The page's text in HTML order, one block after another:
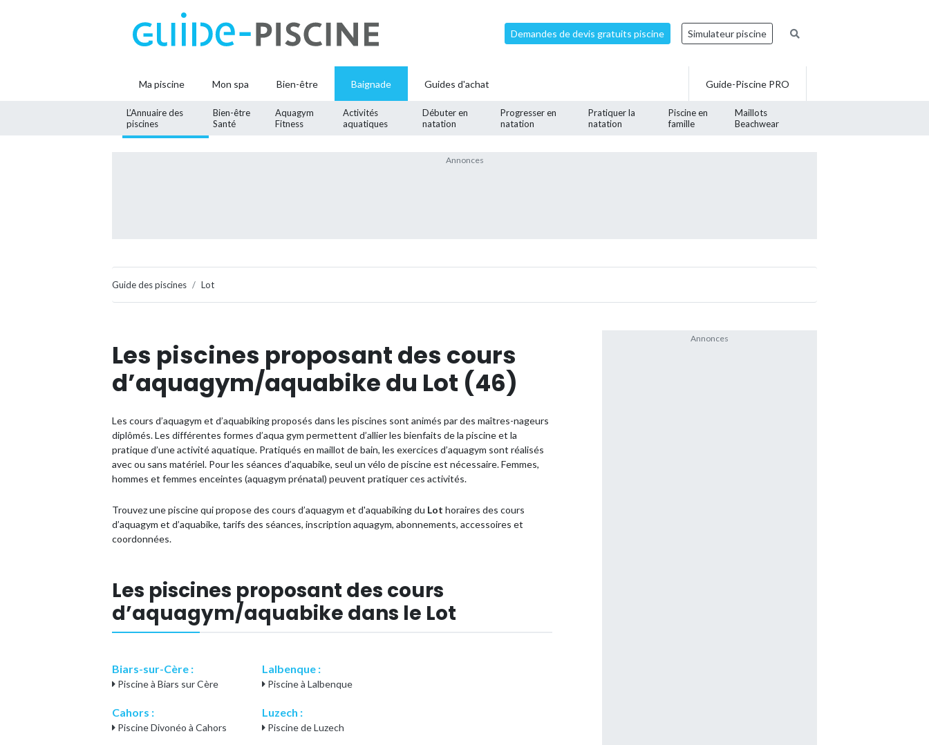
Demandes de devis gratuits piscine Simulateur piscine
Ma piscine Mon spa Bien-être Baignade
L’Annuaire des
piscines
Bien-être
Santé
Aquagym
Fitness
Activités
aquatiques
Débuter en
natation
Progresser en
natation
Pratiquer la
natation
Piscine en
famille
Maillots
Beachwear
Guides d'achat Guide-Piscine PRO
Guide des piscines Lot
Les piscines proposant des cours
d’aquagym/aquabike du Lot (46)
Les cours d’aquagym et d’aquabiking proposés dans les piscines sont animés par des maîtres-nageurs
diplômés. Les différentes formes d’aqua gym permettent d’allier les bienfaits de la piscine et la
pratique d’une activité aquatique. Pratiqués en maillot de bain, les exercices d’aquagym sont réalisés
avec ou sans matériel. Pour les séances d’aquabike, seul un vélo de piscine est nécessaire. Femmes,
hommes et femmes enceintes (aquagym prénatal) peuvent pratiquer ces activités.
Trouvez une piscine qui propose des cours d’aquagym et d'aquabiking du Lot horaires des cours
d’aquagym et d’aquabike, tarifs des séances, inscription aquagym, abonnements, accessoires et
coordonnées.
Les piscines proposant des cours
d’aquagym/aquabike dans le Lot
Biars-sur-Cère :
Piscine à Biars sur Cère
Cahors :
Piscine Divonéo à Cahors
Lalbenque :
Piscine à Lalbenque
Luzech :
Piscine de Luzech